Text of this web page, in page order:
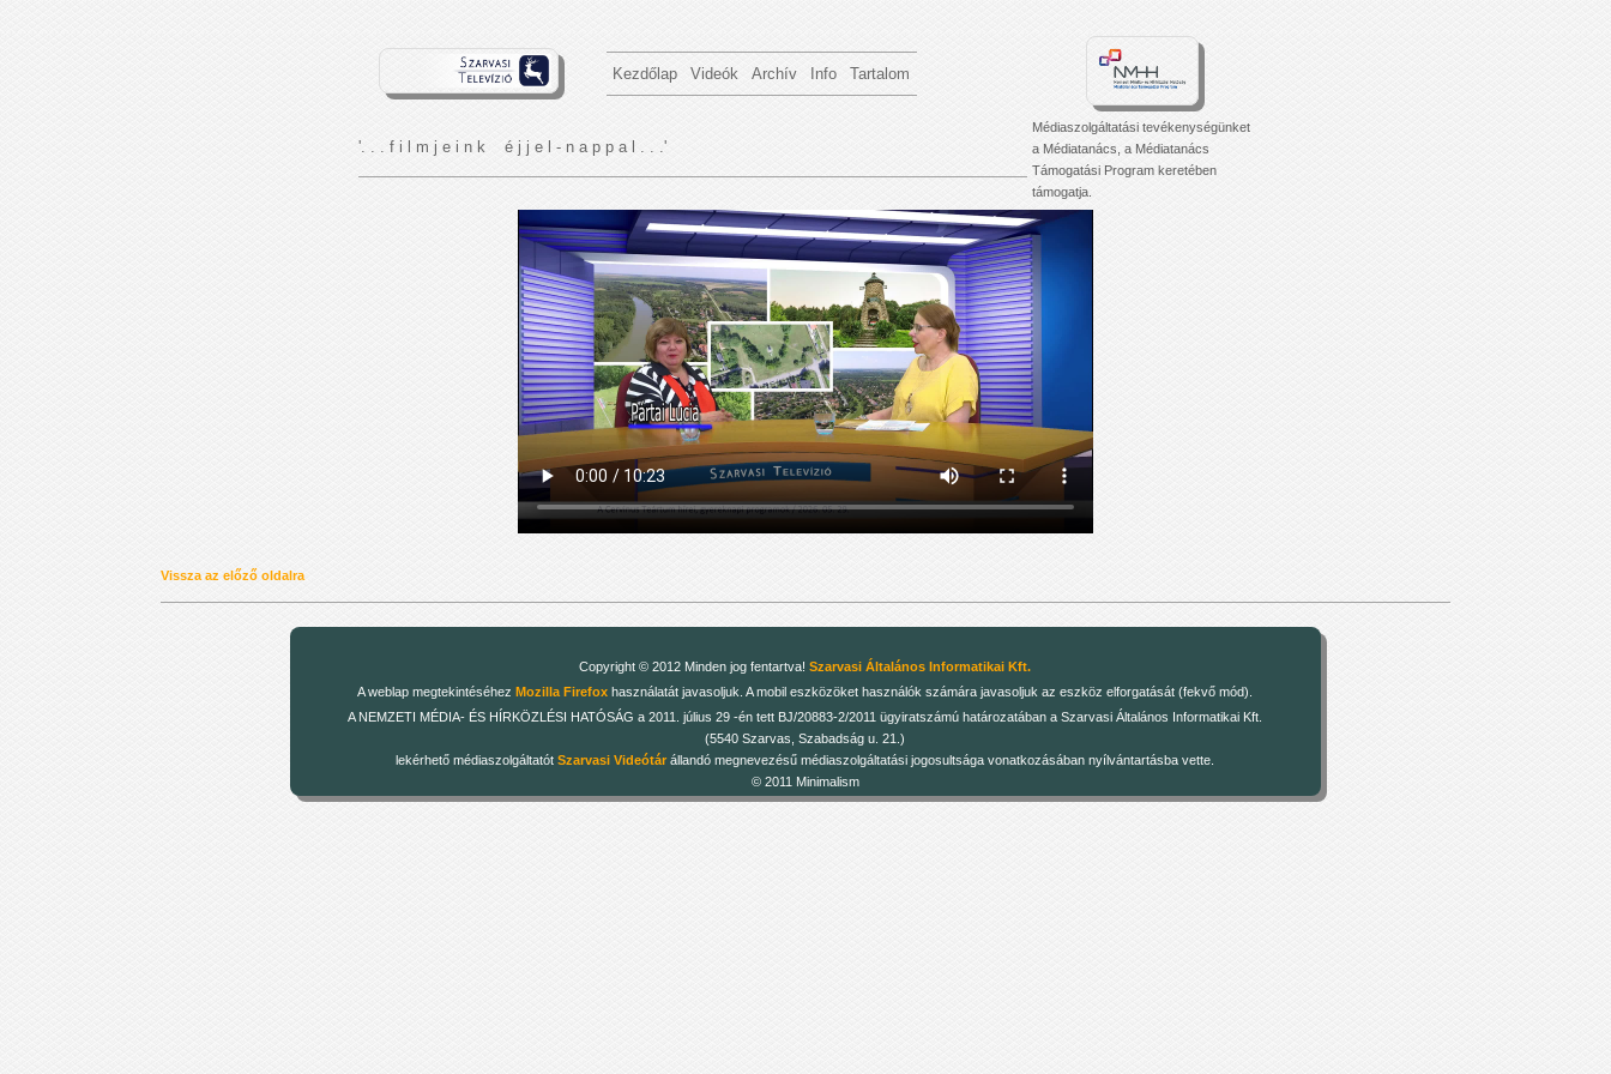
Kezdőlap Videók Archív Info Tartalom
'. . . f i l m j e i n k é j j e l - n a p p a l . . .'
Médiaszolgáltatási tevékenységünket
a Médiatanács, a Médiatanács
Támogatási Program keretében
támogatja.
Vissza az előző oldalra
Copyright © 2012 Minden jog fentartva!Szarvasi Általános Informatikai Kft.
A weblap megtekintéséhezMozilla Firefox használatát javasoljuk. A mobil eszközöket használók számára javasoljuk az eszköz elforgatását (fekvő mód).
A NEMZETI MÉDIA- ÉS HÍRKÖZLÉSI HATÓSÁG a 2011. július 29 -én tett BJ/20883-2/2011 ügyiratszámú határozatában a Szarvasi Általános Informatikai Kft.
(5540 Szarvas, Szabadság u. 21.)
lekérhető médiaszolgáltatótSzarvasi Videótár állandó megnevezésű médiaszolgáltatási jogosultsága vonatkozásában nyílvántartásba vette.
© 2011 Minimalism